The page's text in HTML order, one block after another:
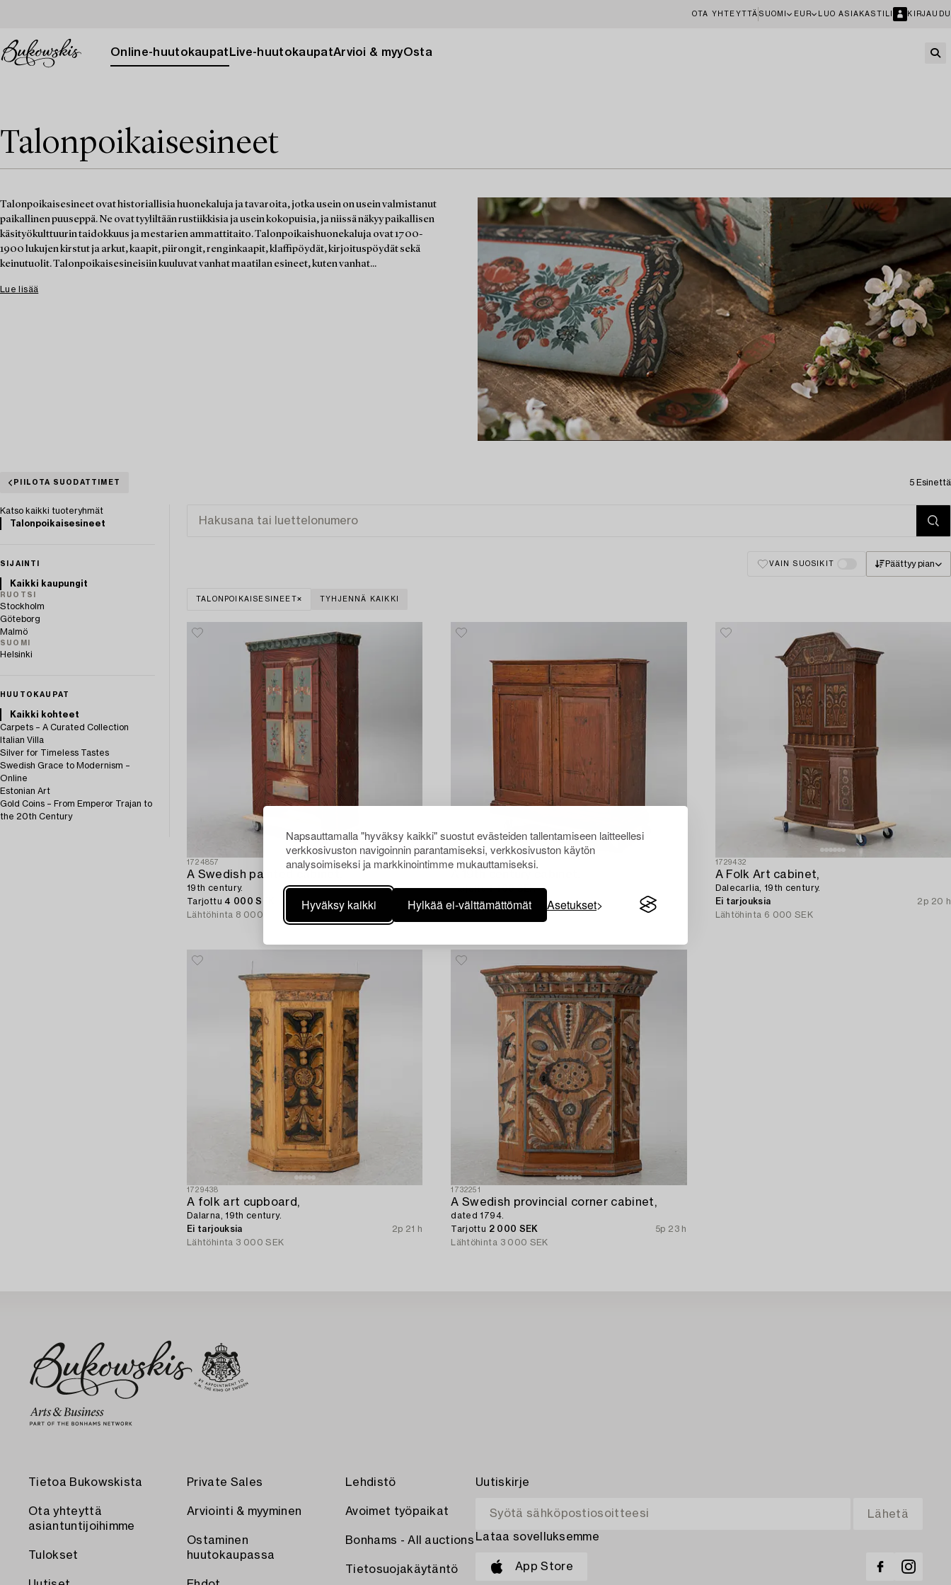
Napsauttamalla "hyväksy kaikki" suostut evästeiden tallentamiseen laitteellesi
verkkosivuston navigoinnin parantamiseksi, verkkosivuston käytön
analysoimiseksi ja markkinointimme mukauttamiseksi.
Hyväksy kaikki Hylkää ei-välttämättömät Asetukset
OTA YHTEYTTÄ SUOMI EUR LUO ASIAKASTILI KIRJAUDU
Online-huutokaupat Live-huutokaupatArvioi & myyOsta
Talonpoikaisesineet
Talonpoikaisesineet ovat historiallisia huonekaluja ja tavaroita, jotka usein on usein valmistanut
paikallinen puuseppä. Ne ovat tyyliltään rustiikkisia ja usein kokopuisia, ja niissä näkyy paikallisen
käsityökulttuurin taidokkuus ja mestarien ammattitaito. Talonpoikaishuonekaluja ovat 1700-
1900 lukujen kirstut ja arkut, kaapit, piirongit, renginkaapit, klaffipöydät, kirjoituspöydät sekä
keinutuolit. Talonpoikaisesineisiin kuuluvat vanhat maatilan esineet, kuten vanhat...
Lue lisää
PIILOTA SUODATTIMET 5 Esinettä
Katso kaikki tuoteryhmät
Talonpoikaisesineet
SIJAINTI
Kaikki kaupungit
RUOTSI
Stockholm
Göteborg
Malmö
SUOMI
Helsinki
HUUTOKAUPAT
Kaikki kohteet
Carpets – A Curated Collection
Italian Villa
Silver for Timeless Tastes
Swedish Grace to Modernism –
Online
Estonian Art
Gold Coins – From Emperor Trajan to
the 20th Century
VAIN SUOSIKIT Päättyy pian
TALONPOIKAISESINEET TYHJENNÄ KAIKKI
1724857
A Swedish painted cabinet,
19th century.
Tarjottu 4 000 SEK
1p 23 h
Lähtöhinta 8 000 SEK
1725306
Tarjottu1 400 SEK
Lähtöhinta 3 000 SEK
1729432
A Folk Art cabinet,
Dalecarlia, 19th century.
Ei tarjouksia
2p 20 h
Lähtöhinta 6 000 SEK
1729438
A folk art cupboard,
Dalarna, 19th century.
Ei tarjouksia
2p 21 h
Lähtöhinta 3 000 SEK
1732251
A Swedish provincial corner cabinet,
dated 1794.
Tarjottu 2 000 SEK
5p 23 h
Lähtöhinta 3 000 SEK
Tietoa Bukowskista
Ota yhteyttä
asiantuntijoihimme
Tulokset
Private Sales
Arviointi & myyminen
Ostaminen
huutokaupassa
Lehdistö
Avoimet työpaikat
Bonhams - All auctions
Tietosuojakäytäntö
Uutiskirje
Lataa sovelluksemme
App Store